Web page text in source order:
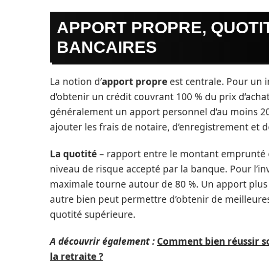
APPORT PROPRE,
BANCAIRES
La notion d’apport propre est centrale. Pour un
d’obtenir un crédit couvrant 100 % du prix
généralement un apport personnel d’au moins
ajouter les frais de notaire, d’enregistrement et
La quotité– rapport entre le montant
niveau de risque accepté par la banque. Pour
maximale tourne autour de 80 %. Un apport
autre bien peut permettre d’obtenir de
quotité supérieure.
A découvrir également : Comment bien réussir
la retraite ?